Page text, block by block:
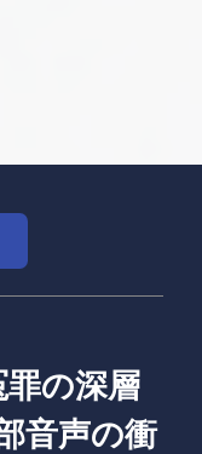
の深層
音声の衝